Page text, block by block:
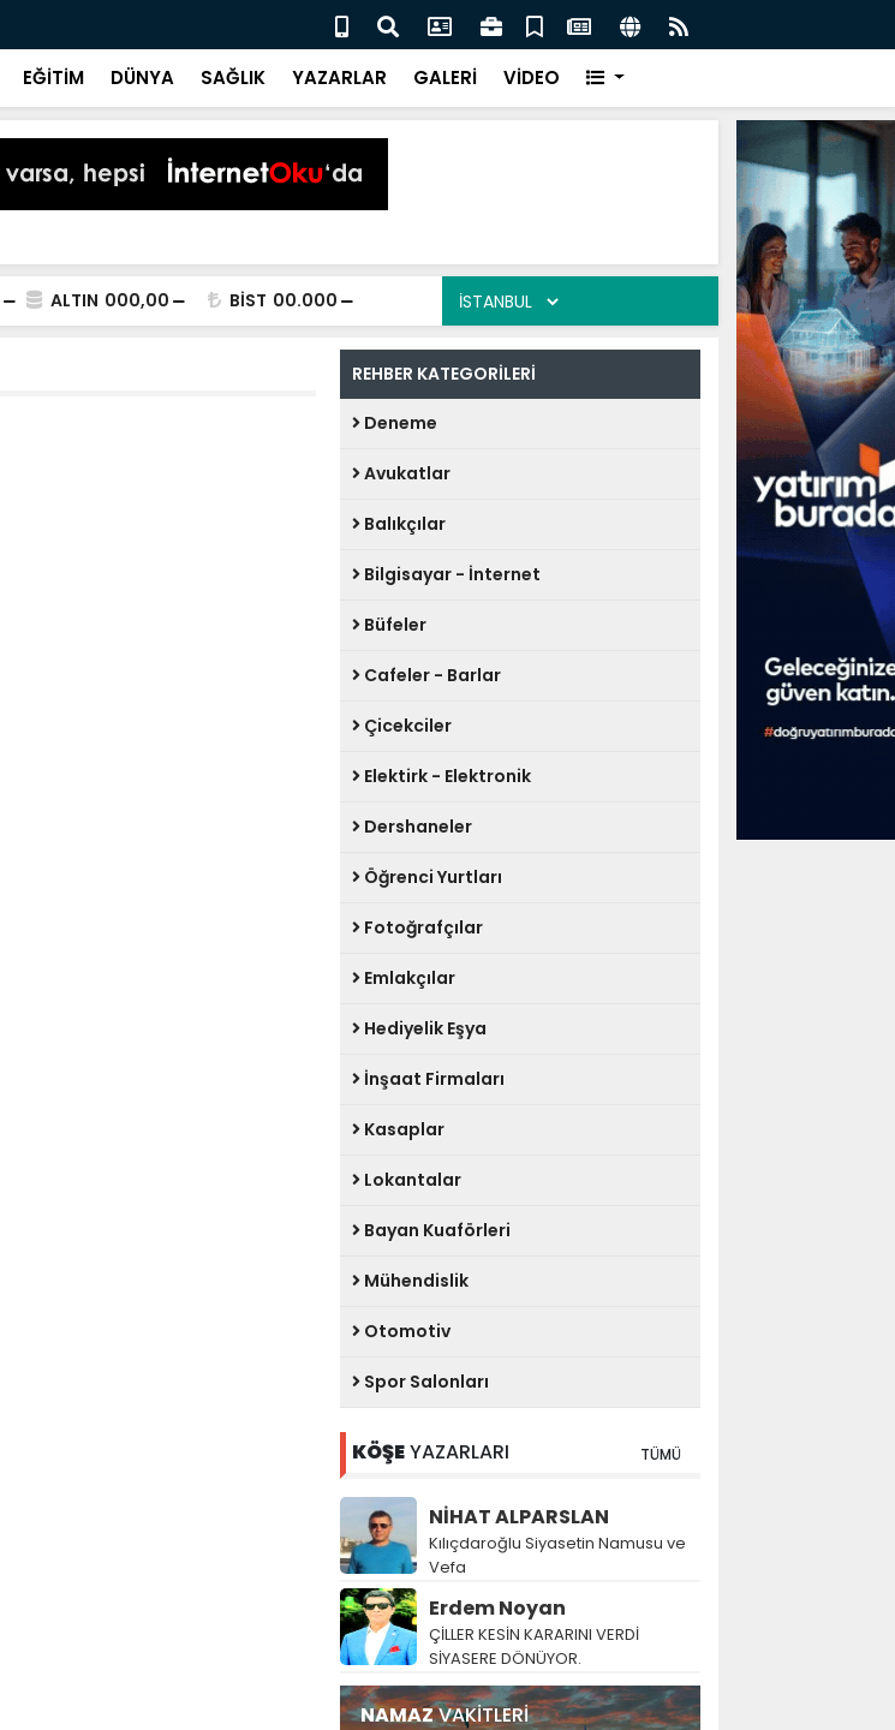
Başkan Kurnaz: İlkadım’da Gönüllere Dokunuyoruz
EĞİTİM DÜNYA SAĞLIK YAZARLAR GALERİ VİDEO
ALTIN 000,00 BİST 00.000
REHBER KATEGORİLERİ
Deneme
Avukatlar
Balıkçılar
Bilgisayar - İnternet
Büfeler
Cafeler - Barlar
Çicekciler
Elektirk - Elektronik
Dershaneler
Öğrenci Yurtları
Fotoğrafçılar
Emlakçılar
Hediyelik Eşya
İnşaat Firmaları
Kasaplar
Lokantalar
Bayan Kuaförleri
Mühendislik
Otomotiv
Spor Salonları
KÖŞEYAZARLARI TÜMÜ
NİHAT ALPARSLAN
Kılıçdaroğlu Siyasetin Namusu ve
Vefa
Erdem Noyan
ÇİLLER KESİN KARARINI VERDİ
SİYASERE DÖNÜYOR.
NAMAZVAKİTLERİ